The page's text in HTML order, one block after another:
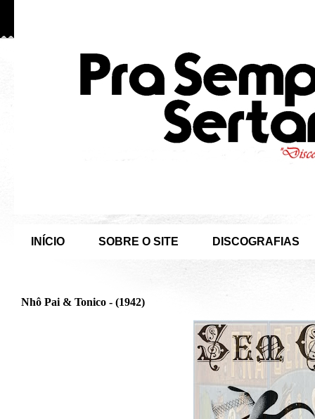
INÍCIO SOBRE O SITE DISCOGRAFIAS
Nhô Pai & Tonico - (1942)